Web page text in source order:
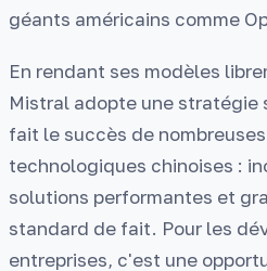
géants américains comme
En rendant ses modèles
Mistral adopte une stratégie
fait le succès de
technologiques chinoises :
solutions performantes et
standard de fait. Pour les
entreprises, c'est une